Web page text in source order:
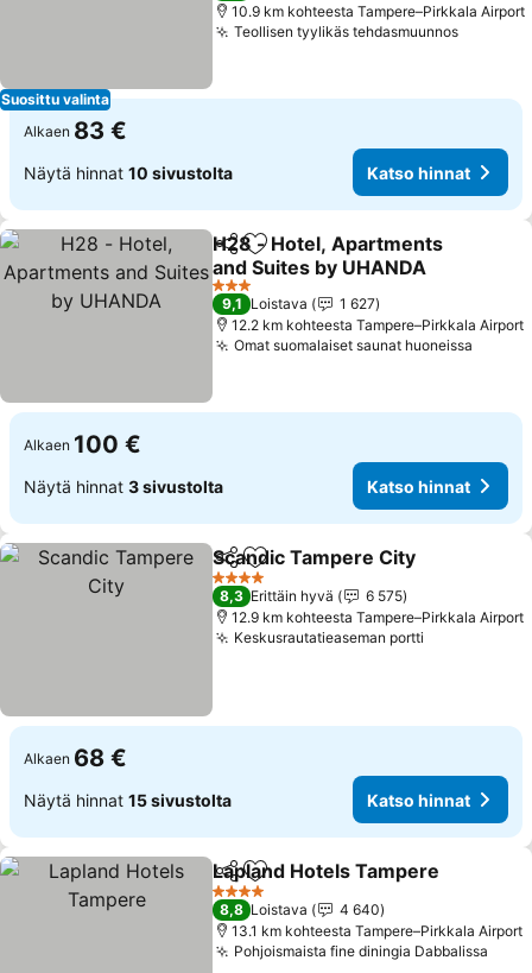
Suosittu valinta
10.9 km kohteesta Tampere–Pirkkala Airport
Teollisen tyylikäs tehdasmuunnosKatso
Alkaen 83 €
Näytä hinnat 10 sivustolta Katso hinnat
Jaa Lisää suosikkeihin
H28 - Hotel, Apartments
and Suites by UHANDA
Katso hinnat
3 Tähtiluokitus
9,1 Loistava
1 627
12.2 km kohteesta Tampere–Pirkkala Airport
Omat suomalaiset saunat huoneissa
Alkaen 100 €
Näytä hinnat 3 sivustolta Katso hinnat
Jaa Lisää suosikkeihin
Scandic Tampere City
4 Tähtiluokitus
8,3 Erittäin hyvä
6 575
12.9 km kohteesta Tampere–Pirkkala Airport
Keskusrautatieaseman portti
Alkaen 68 €
Näytä hinnat 15 sivustolta Katso hinnat
Jaa Lisää suosikkeihin
Lapland Hotels Tampere
4 Tähtiluokitus
8,8 Loistava
4 640
13.1 km kohteesta Tampere–Pirkkala Airport
Pohjoismaista fine diningia Dabbalissa